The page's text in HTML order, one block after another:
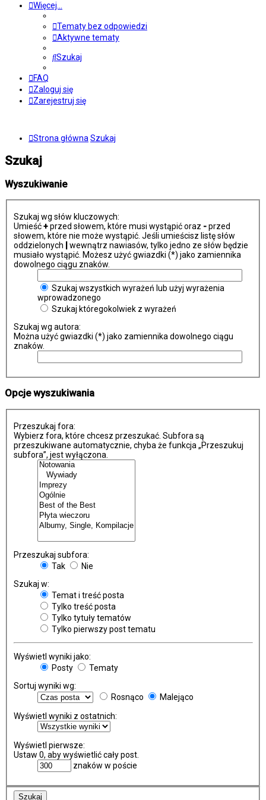
Więcej…
Tematy bez odpowiedzi
Aktywne tematy
Szukaj
FAQ
Zaloguj się
Zarejestruj się
Strona główna Szukaj
Szukaj
Wyszukiwanie
Szukaj wg słów kluczowych:
Umieść+przed słowem, które musi wystąpić oraz -przed
słowem, które nie może wystąpić. Jeśli umieścisz listę słów
oddzielonych
wewnątrz nawiasów, tylko jedno ze słów będzie
musiało wystąpić. Możesz użyć gwiazdki (*) jako zamiennika
dowolnego ciągu znaków.
Szukaj wszystkich wyrażeń lub użyj wyrażenia
wprowadzonego
Szukaj któregokolwiek z wyrażeń
Szukaj wg autora:
Można użyć gwiazdki (*) jako zamiennika dowolnego ciągu
znaków.
Opcje wyszukiwania
Przeszukaj fora:
Wybierz fora, które chcesz przeszukać. Subfora są
przeszukiwane automatycznie, chyba że funkcja „Przeszukuj
subfora”, jest wyłączona.
Przeszukaj subfora:
Tak
Nie
Szukaj w:
Temat i treść posta
Tylko treść posta
Tylko tytuły tematów
Tylko pierwszy post tematu
Wyświetl wyniki jako:
Posty
Tematy
Sortuj wyniki wg:
Rosnąco
Malejąco
Wyświetl wyniki z ostatnich:
Wyświetl pierwsze:
Ustaw 0, aby wyświetlić cały post.
znaków w poście